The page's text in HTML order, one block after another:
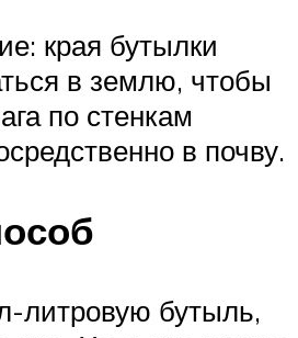
края бутылки
в землю, чтобы
по стенкам
в почву.
литровую бутыль,